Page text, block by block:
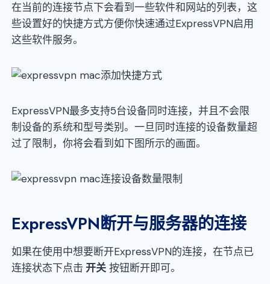
在当前的连接节点下会看到一些软件和网站的列表，这
些设置好的快捷方式方便你快速通过ExpressVPN启用
这些软件服务。
ExpressVPN最多支持5台设备同时连接，并且不会限
制设备的系统和型号类别。一旦同时连接的设备数量超
过了限制，你将会看到如下图所示的画面。
ExpressVPN断开与服务器的连接
如果在使用中想要断开ExpressVPN的连接，在节点已
连接状态下点击 开关 按钮断开即可。